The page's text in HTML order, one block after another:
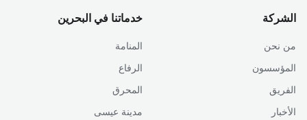
الشركة
من نحن
المؤسسون
الفريق
الأخبار
خدماتنا في البحرين
المنامة
الرفاع
المحرق
مدينة عيسى